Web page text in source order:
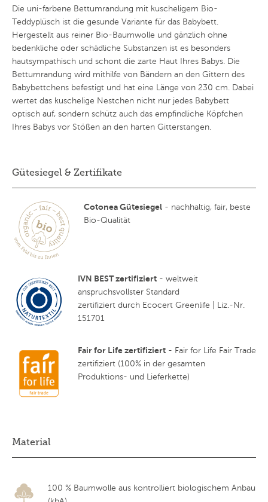
Die uni-farbene Bettumrandung mit kuscheligem Bio-
Teddyplüsch ist die gesunde Variante für das Babybett.
Hergestellt aus reiner Bio-Baumwolle und gänzlich ohne
bedenkliche oder schädliche Substanzen ist es besonders
hautsympathisch und schont die zarte Haut Ihres Babys. Die
Bettumrandung wird mithilfe von Bändern an den Gittern des
Babybettchens befestigt und hat eine Länge von 230 cm. Dabei
wertet das kuschelige Nestchen nicht nur jedes Babybett
optisch auf, sondern schütz auch das empfindliche Köpfchen
Ihres Babys vor Stößen an den harten Gitterstangen.
Gütesiegel & Zertifikate
Cotonea Gütesiegel - nachhaltig, fair, beste
Bio-Qualität
IVN BEST zertifiziert - weltweit
anspruchsvollster Standard
zertifiziert durch Ecocert Greenlife | Liz.-Nr.
151701
Fair for Life zertifiziert - Fair for Life Fair Trade
zertifiziert (100% in der gesamten
Produktions- und Lieferkette)
Material
100 % Baumwolle aus kontrolliert biologischem Anbau